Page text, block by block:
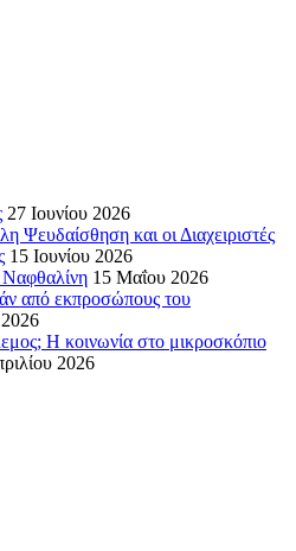
27 Ιουνίου 2026
Ψευδαίσθηση και οι Διαχειριστές
15 Ιουνίου 2026
15 Μαΐου 2026
από εκπροσώπους του
Η κοινωνία στο μικροσκόπιο
2026